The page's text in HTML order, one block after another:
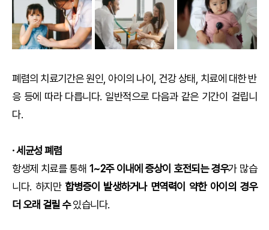
폐렴의 치료기간은 원인, 아이의 나이, 건강 상태, 치료에 대한 반
응 등에 따라 다릅니다. 일반적으로 다음과 같은 기간이 걸립니
다.
· 세균성 폐렴
항생제 치료를 통해 1~2주 이내에 증상이 호전되는 경우가 많습
니다. 하지만 합병증이 발생하거나 면역력이 약한 아이의 경우
더 오래 걸릴 수있습니다.